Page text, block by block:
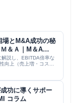
場とM&A成功の秘
＆Ａ｜M＆A
説し、EBITDA倍率な
向上（売上増・コスト
功に導くサポー
コラム